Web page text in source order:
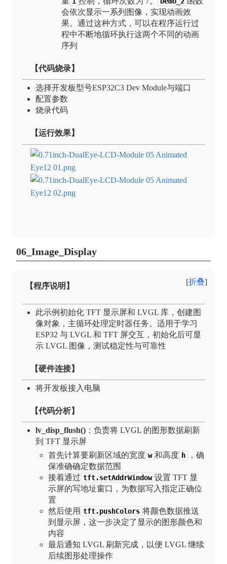
会依次显示一系列图像，实现动画效
果。通过这种方式，可以在程序运行过
程中不断地循环执行这两个不同的动画
序列
【代码烧录】
选择开发板型号ESP32C3 Dev Module与端口
配置参数
烧录代码
【运行效果】
06_Image_Display
折叠
【程序说明】
此示例初始化 TFT 显示屏和 LVGL 库，创建图
像对象，主循环处理定时器任务。适用于学习
ESP32 与 LVGL 和 TFT 屏交互，初始化后可显
示 LVGL 图像，测试稳定性与可靠性
【硬件连接】
将开发板接入电脑
【代码分析】
lv_disp_flush()：负责将 LVGL 的图形数据刷新
到 TFT 显示屏
首先计算要刷新区域的宽度 w 和高度 h
，确
保准确确定数据范围
接着通过 tft.setAddrWindow 设置 TFT 显
示屏的写地址窗口，为数据写入指定正确位
置
然后使用 tft.pushColors 将颜色数据推送
到显示屏，这一步决定了显示的图形颜色和
内容
最后通知 LVGL 刷新完成，以便 LVGL 继续
后续图形处理操作